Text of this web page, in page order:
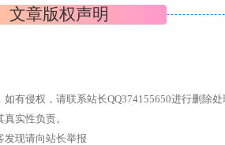
文章版权声明
有侵权，请联系站长QQ374155650进行删除处
实性负责。
发现请向站长举报